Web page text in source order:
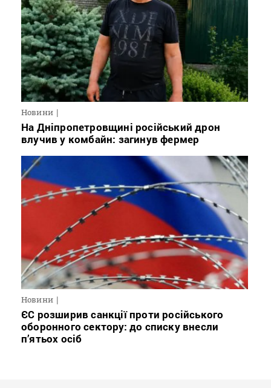
Новини
На Дніпропетровщині російський дрон
влучив у комбайн: загинув фермер
Новини
ЄС розширив санкції проти російського
оборонного сектору: до списку внесли
п’ятьох осіб